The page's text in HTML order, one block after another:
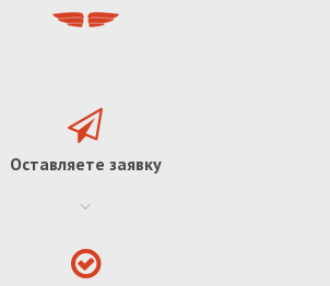
Оставляете заявку